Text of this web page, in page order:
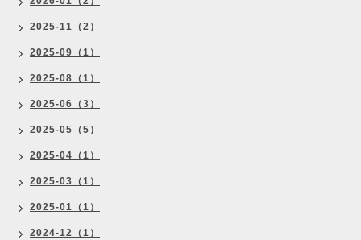
2025-11（2）
2025-09（1）
2025-08（1）
2025-06（3）
2025-05（5）
2025-04（1）
2025-03（1）
2025-01（1）
2024-12（1）